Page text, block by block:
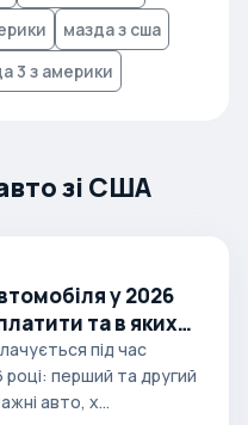
мазда з сша
3 з америки
зі США
у 2026
та в яких
під час
році: перший та другий
авто, х...